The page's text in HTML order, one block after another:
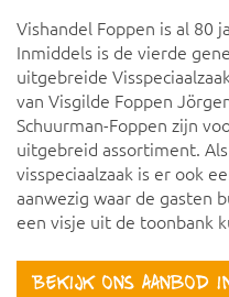
Vishandel Foppen is al 80
Inmiddels is de vierde
uitgebreide
van Visgilde Foppen
Schuurman-Foppen zijn
uitgebreid assortiment.
visspeciaalzaak is er ook
aanwezig waar de gasten
een visje uit de toonbank
Bekijk ons aanbod